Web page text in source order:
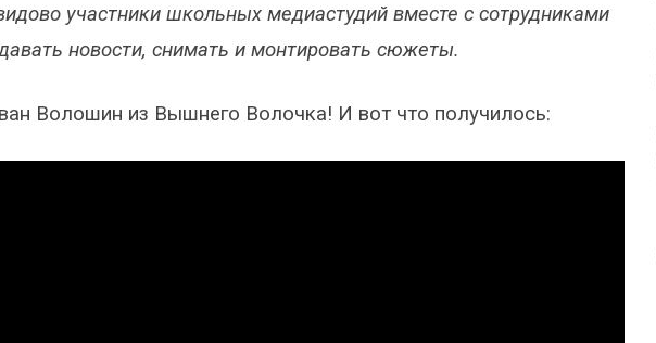
участники школьных медиастудий вместе с сотрудниками
новости, снимать и монтировать сюжеты.
Волошин из Вышнего Волочка! И вот что получилось: